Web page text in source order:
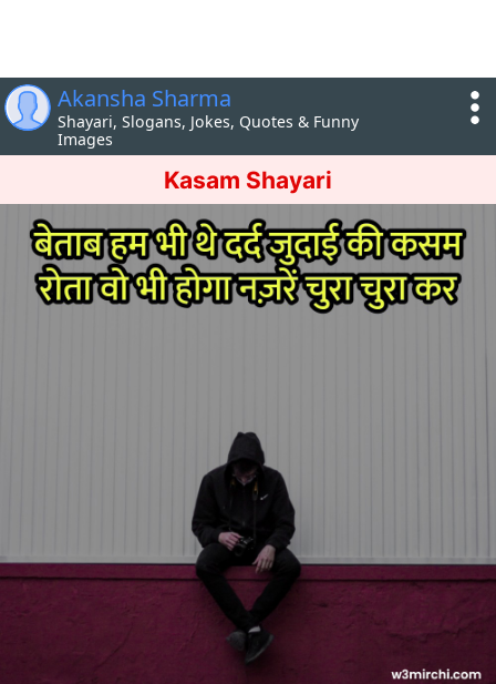
Akansha Sharma
Shayari, Slogans, Jokes, Quotes & Funny
Images
Kasam Shayari